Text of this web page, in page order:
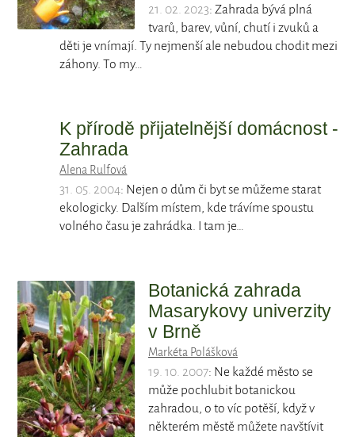
21. 02. 2023: Zahrada bývá plná
tvarů, barev, vůní, chutí i zvuků a
děti je vnímají. Ty nejmenší ale nebudou chodit mezi
záhony. To my…
K přírodě přijatelnější domácnost -
Zahrada
Alena Rulfová
31. 05. 2004: Nejen o dům či byt se můžeme starat
ekologicky. Dalším místem, kde trávíme spoustu
volného času je zahrádka. I tam je…
Botanická zahrada
Masarykovy univerzity
v Brně
Markéta Polášková
19. 10. 2007: Ne každé město se
může pochlubit botanickou
zahradou, o to víc potěší, když v
některém městě můžete navštívit